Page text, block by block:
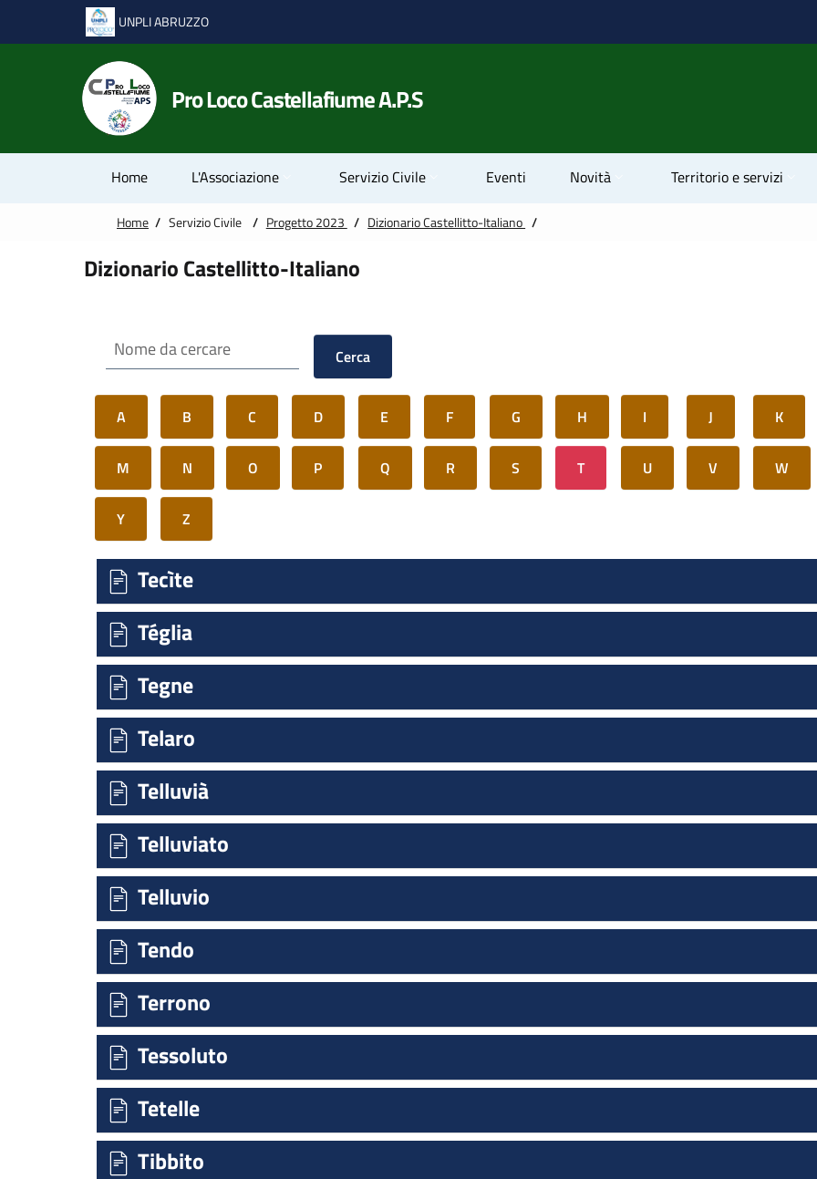
Vai alle notizie in primo piano
Vai al footer UNPLI ABRUZZO
Pro Loco Castellafiume A.P.S
Home L'Associazione Servizio Civile Eventi Novità Territorio e servizi
Home / Servizio Civile / Progetto 2023 / Dizionario Castellitto-Italiano /
Dizionario Castellitto-Italiano
Cerca
A B C D E F G H I J K
M N O P Q R S T U V W
Y Z
Tecìte
Téglia
Tegne
Telaro
Telluvià
Telluviato
Telluvio
Tendo
Terrono
Tessoluto
Tetelle
Tibbito